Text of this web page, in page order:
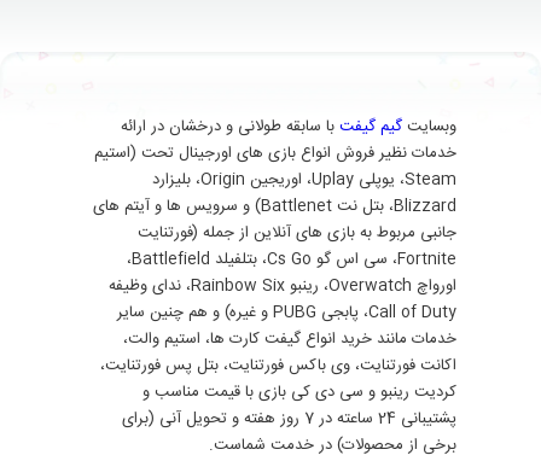
وبسایت گیم گیفتبا سابقه طولانی و درخشان در ارائه
خدمات نظیر فروش انواع بازی های اورجینال تحت (استیم
Steam، یوپلی Uplay، اوریجین Origin، بلیزارد
Blizzard، بتل نت Battlenet) و سرویس ها و آیتم های
جانبی مربوط به بازی های آنلاین از جمله (فورتنایت
Fortnite، سی اس گو Cs Go، بتلفیلد Battlefield،
اورواچ Overwatch، رینبو Rainbow Six، ندای وظیفه
Call of Duty، پابجی PUBG و غیره) و هم چنین سایر
خدمات مانند خرید انواع گیفت کارت ها، استیم والت،
اکانت فورتنایت، وی باکس فورتنایت، بتل پس فورتنایت،
کردیت رینبو و سی دی کی بازی با قیمت مناسب و
پشتیبانی 24 ساعته در 7 روز هفته و تحویل آنی (برای
برخی از محصولات) در خدمت شماست.